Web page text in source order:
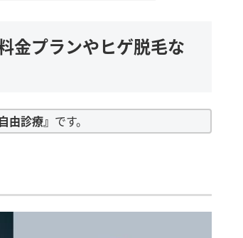
金プランやヒゲ脱毛な
由診療』 です。